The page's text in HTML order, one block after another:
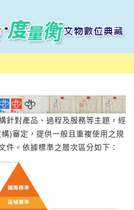
對產品、過程及服務等主題，經
)審定，提供一般且重複使用之規
件。依據標準之層次區分如下：